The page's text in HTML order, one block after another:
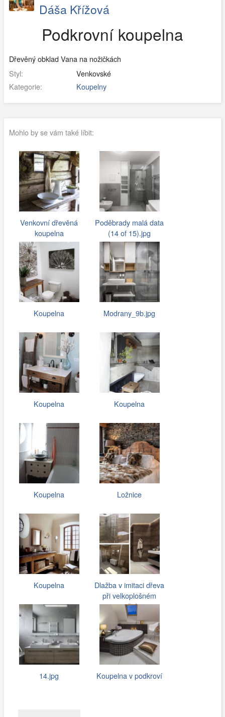
Dáša Křížová
Podkrovní koupelna
Dřevěný obklad Vana na nožičkách
Styl:
Venkovské
Kategorie:
Koupelny
Mohlo by se vám také líbit:
Venkovní dřevěná
koupelna
Poděbrady malá data
(14 of 15).jpg
Koupelna Modrany_9b.jpg
Koupelna Koupelna
Koupelna Ložnice
Koupelna
Dlažba v imitaci dřeva
při velkoplošném
použití…
14.jpg Koupelna v podkroví